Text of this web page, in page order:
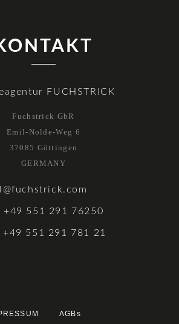
FUCHSTRICK
Fuchstrick GbR
Emil-Nolde-Weg 6
37085 Göttingen
GERMANY
+49 551 291 76250
+49 551 291 781 21
AGBs